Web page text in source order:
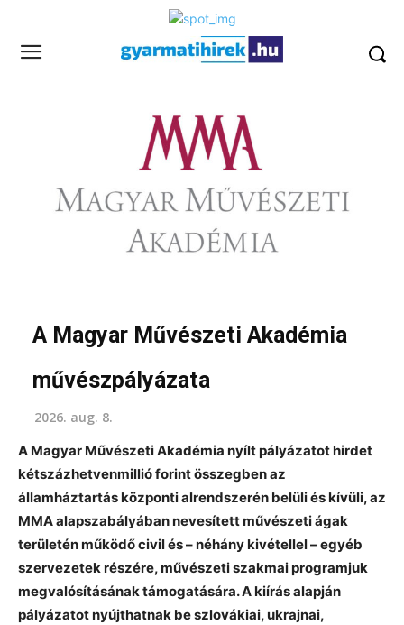
A Magyar Művészeti Akadémia
művészpályázata
2026. aug. 8.
A Magyar Művészeti Akadémia nyílt pályázatot hirdet
kétszázhetvenmillió forint összegben az
államháztartás központi alrendszerén belüli és kívüli, az
MMA alapszabályában nevesített művészeti ágak
területén működő civil és – néhány kivétellel – egyéb
szervezetek részére, művészeti szakmai programjuk
megvalósításának támogatására. A kiírás alapján
pályázatot nyújthatnak be szlovákiai, ukrajnai,